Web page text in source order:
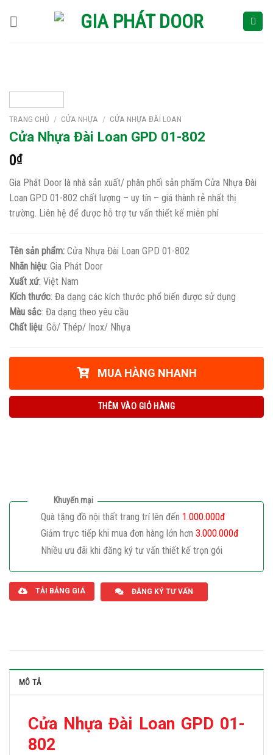
TRANG CHỦ / CỬA NHỰA / CỬA NHỰA ĐÀI LOAN
Cửa Nhựa Đài Loan GPD 01-802
0₫
Gia Phát Door là nhà sản xuất/ phân phối sản phẩm Cửa Nhựa Đài
Loan GPD 01-802 chất lượng – uy tín – giá thành rẻ nhất thị
trường. Liên hệ để được hỗ trợ tư vấn thiết kế miễn phí
Tên sản phẩm: Cửa Nhựa Đài Loan GPD 01-802
Nhãn hiệu: Gia Phát Door
Xuất xứ: Việt Nam
Kích thước: Đa dạng các kích thước phổ biến được sử dụng
Màu sắc: Đa dạng theo yêu cầu
Chất liệu: Gỗ/ Thép/ Inox/ Nhựa
MUA HÀNG NHANH
THÊM VÀO GIỎ HÀNG
Khuyến mại
Quà tặng đồ nội thất trang trí lên đến 1.000.000đ
Giảm trực tiếp khi mua đơn hàng lớn hơn 3.000.000đ
Nhiều ưu đãi khi đăng ký tư vấn thiết kế trọn gói
TẢI BẢNG GIÁ ĐĂNG KÝ TƯ VẤN
MÔ TẢ
Cửa Nhựa Đài Loan GPD 01-
802